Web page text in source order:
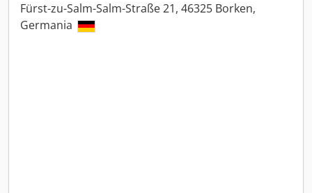
Fürst-zu-Salm-Salm-Straße 21, 46325 Borken,
Germania